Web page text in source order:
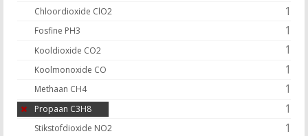
Chloordioxide ClO2 1
Fosfine PH3 1
Kooldioxide CO2 1
Koolmonoxide CO 1
Methaan CH4 1
Propaan C3H8 1
Stikstofdioxide NO2 1